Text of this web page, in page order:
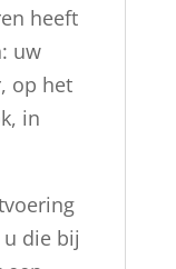
heeft
uw
op het
in
u die bij